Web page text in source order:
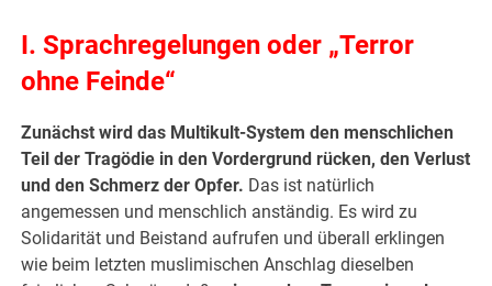
I. Sprachregelungen oder „Terror
ohne Feinde“
Zunächst wird das Multikult-System den menschlichen
Teil der Tragödie in den Vordergrund rücken, den Verlust
und den Schmerz der Opfer. Das ist natürlich
angemessen und menschlich anständig. Es wird zu
Solidarität und Beistand aufrufen und überall erklingen
wie beim letzten muslimischen Anschlag dieselben